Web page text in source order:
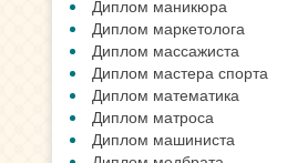
Диплом маникюра
Диплом маркетолога
Диплом массажиста
Диплом мастера спорта
Диплом математика
Диплом матроса
Диплом машиниста